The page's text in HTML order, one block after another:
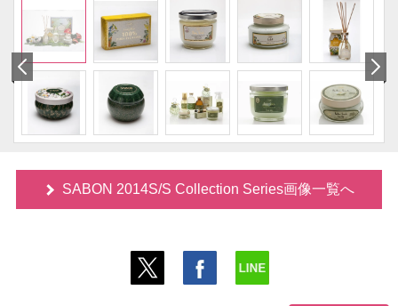
SABON 2014S/S Collection Series画像一覧へ